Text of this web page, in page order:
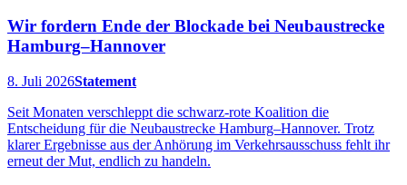
Wir fordern Ende der Blockade bei Neubaustrecke
Hamburg–Hannover
8. Juli 2026Statement
Seit Monaten verschleppt die schwarz‑rote Koalition die
Entscheidung für die Neubaustrecke Hamburg–Hannover. Trotz
klarer Ergebnisse aus der Anhörung im Verkehrsausschuss fehlt ihr
erneut der Mut, endlich zu handeln.